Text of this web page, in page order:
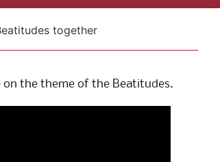
together
on the theme of the Beatitudes.